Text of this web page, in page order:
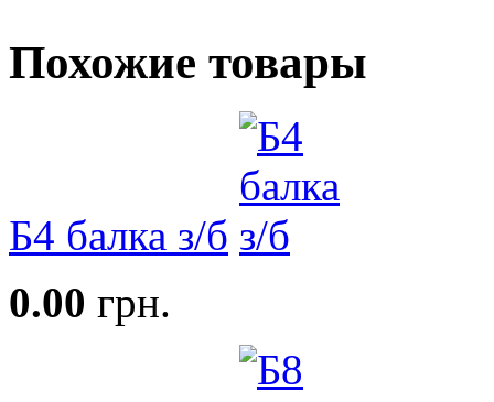
Похожие товары
Б4 балка з/б
0.00 грн.